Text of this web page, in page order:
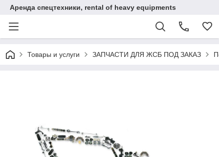
Аренда спецтехники, rental of heavy equipments
Товары и услуги ЗАПЧАСТИ ДЛЯ ЖСБ ПОД ЗАКАЗ